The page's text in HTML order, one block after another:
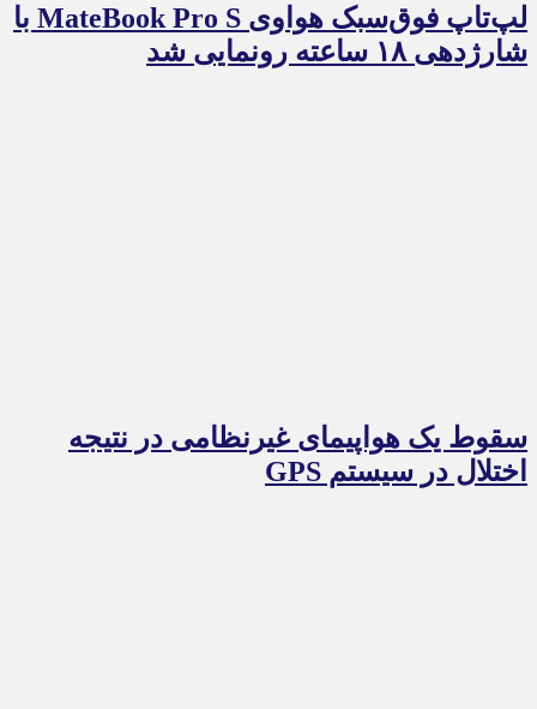
لپ‌تاپ فوق‌سبک هواوی MateBook Pro S با
شارژدهی ۱۸ ساعته رونمایی شد
سقوط یک هواپیمای غیرنظامی در نتیجه
اختلال در سیستم‌ GPS